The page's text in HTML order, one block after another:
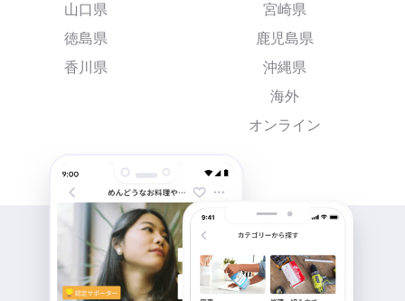
山口県
徳島県
香川県
宮崎県
鹿児島県
沖縄県
海外
オンライン